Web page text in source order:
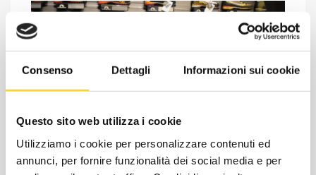
Consenso Dettagli Informazioni sui cookie
Questo sito web utilizza i cookie
Utilizziamo i cookie per personalizzare contenuti ed
annunci, per fornire funzionalità dei social media e per
Chiedi ad un esperto